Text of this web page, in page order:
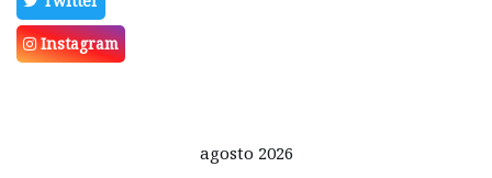
Instagram
agosto 2026